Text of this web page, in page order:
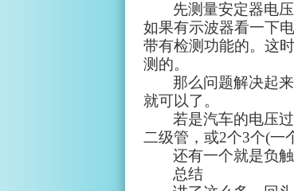
先测量安定器电
如果有示波器看一下
带有检测功能的。这
测的。
那么问题解决起
就可以了。
若是汽车的电压
二级管，或2个3个(一
还有一个就是负
总结